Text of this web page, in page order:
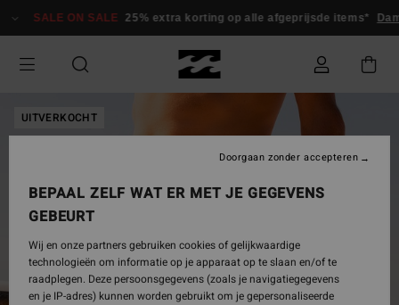
naar
SALE ON SALE 25% extra korting op alle afgeprijsde items*
UITVERKOCHT
BEPAAL ZELF WAT ER MET JE GEGEVENS
GEBEURT
Wij en onze partners gebruiken cookies of gelijkwaardige
technologieën om informatie op je apparaat op te slaan en/of te
raadplegen. Deze persoonsgegevens (zoals je navigatiegegevens
en je IP-adres) kunnen worden gebruikt om je gepersonaliseerde
Doorgaan zonder accepteren